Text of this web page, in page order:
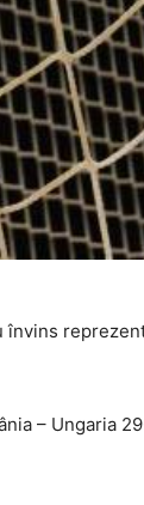
învins
– Ungaria